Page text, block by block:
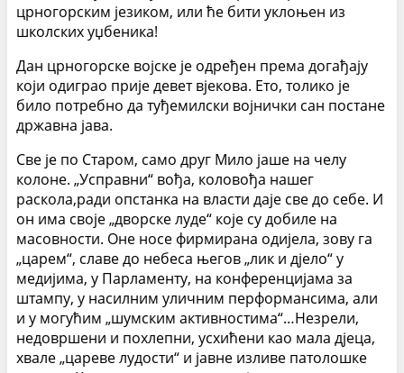
црногорским језиком, или ће бити уклоњен из
школских уџбеника!
Дан црногорске војске је одређен према догађају
који одиграо прије девет вјекова. Ето, толико је
било потребно да туђемилски војнички сан постане
државна јава.
Све је по Старом, само друг Мило јаше на челу
колоне. „Усправни“ вођа, коловођа нашег
раскола,ради опстанка на власти даје све до себе. И
он има своје „дворске луде“ које су добиле на
масовности. Оне носе фирмирана одијела, зову га
„царем“, славе до небеса његов „лик и дјело“ у
медијима, у Парламенту, на конференцијама за
штампу, у насилним уличним перформансима, али
и у могућим „шумским активностима“…Незрели,
недовршени и похлепни, усхићени као мала дјеца,
хвале „цареве лудости“ и јавне изливе патолошке